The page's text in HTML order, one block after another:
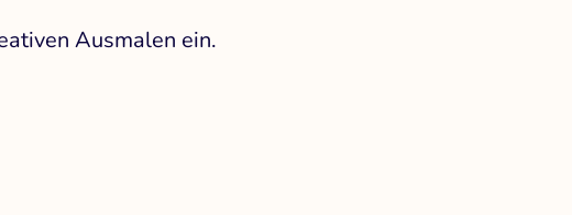
Ausmalen ein.